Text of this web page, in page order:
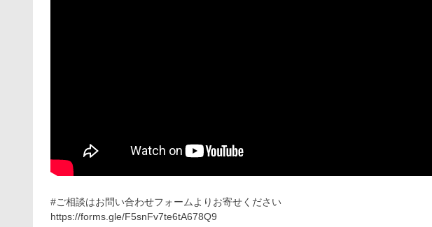
#ご相談はお問い合わせフォームよりお寄せください
https://forms.gle/F5snFv7te6tA678Q9